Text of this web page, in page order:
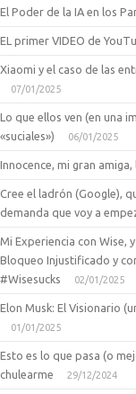
El Poder de la IA en los
EL primer VIDEO de
Xiaomi y el caso de las
07/01/2025
Lo que ellos ven (en una
«suciales»)
06/01/2025
Innocence, mi gran
Cree el ladrón (Google),
demanda que voy a
Mi Experiencia con Wise,
Bloqueo Injustificado y
#Wisesucks
02/01/2025
Elon Musk: El Visionario
01/01/2025
Esto es lo que pasa (o
chulearme
29/12/2024